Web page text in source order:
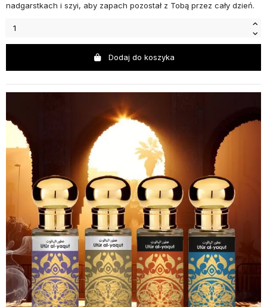
nadgarstkach i szyi, aby zapach pozostał z Tobą przez cały dzień.
Dodaj do koszyka